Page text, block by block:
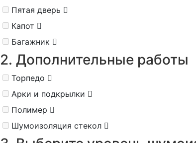
Пятая дверь
Капот
Багажник
2. Дополнительные работы
Торпедо
Арки и подкрылки
Полимер
Шумоизоляция стекол